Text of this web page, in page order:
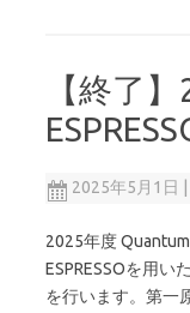
【終了
2025年5月1日
2025年度
ESPRESSOを用い
を行います。第一